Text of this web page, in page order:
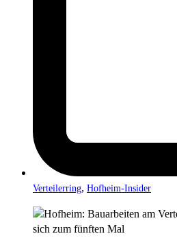
Verteilerring, Hofheim-Insider